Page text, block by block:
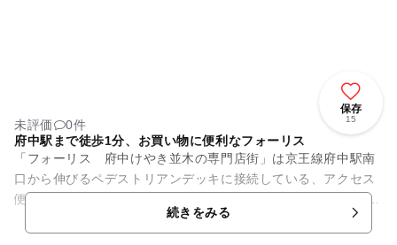
保存
15
未評価
0件
府中駅まで徒歩1分、お買い物に便利なフォーリス
「フォーリス 府中けやき並木の専門店街」は京王線府中駅南
口から伸びるペデストリアンデッキに接続している、アクセス
便利なショッピングモールです。 大國魂神社の北にあり、神社
の参道であるけやき並木...続きをみる